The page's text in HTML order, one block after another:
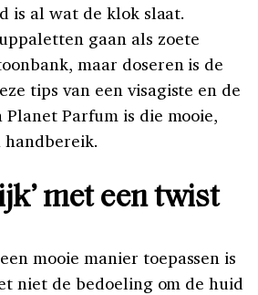
is al wat de klok slaat.
gaan als zoete
maar doseren is de
tips van een visagiste en de
Parfum is die mooie,
met een twist
mooie manier toepassen is
niet de bedoeling om de huid